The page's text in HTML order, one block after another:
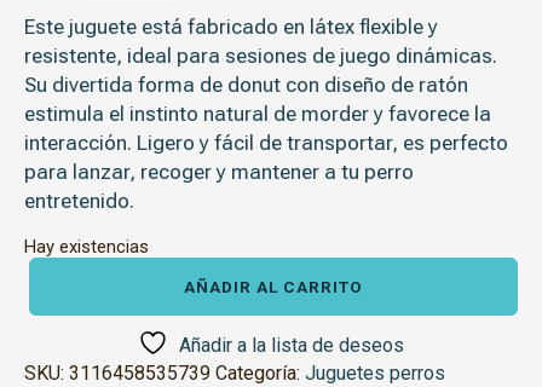
Este juguete está fabricado en látex flexible y
resistente, ideal para sesiones de juego dinámicas.
Su divertida forma de donut con diseño de ratón
estimula el instinto natural de morder y favorece la
interacción. Ligero y fácil de transportar, es perfecto
para lanzar, recoger y mantener a tu perro
entretenido.
Hay existencias
AÑADIR AL CARRITO
Añadir a la lista de deseos
SKU: 3116458535739 Categoría: Juguetes perros